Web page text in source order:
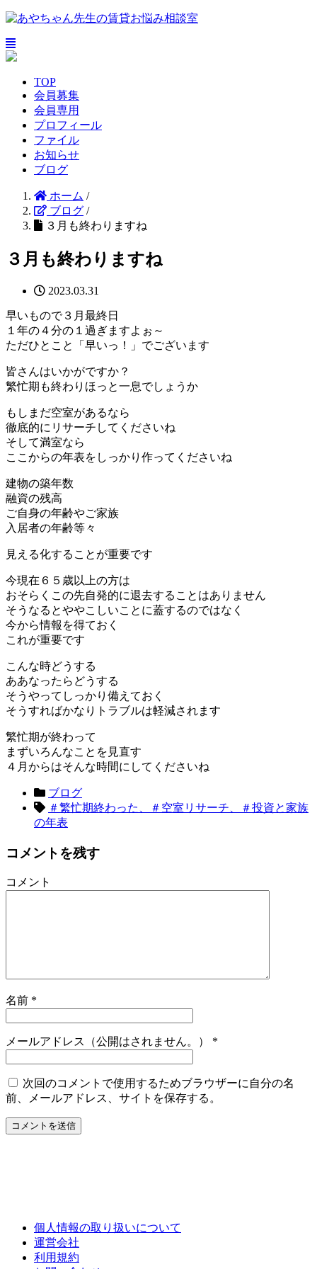
TOP
会員募集
会員専用
プロフィール
ファイル
お知らせ
ブログ
ホーム /
ブログ /
３月も終わりますね
３月も終わりますね
2023.03.31
早いもので３月最終日
１年の４分の１過ぎますよぉ～
ただひとこと「早いっ！」でございます
皆さんはいかがですか？
繁忙期も終わりほっと一息でしょうか
もしまだ空室があるなら
徹底的にリサーチしてくださいね
そして満室なら
ここからの年表をしっかり作ってくださいね
建物の築年数
融資の残高
ご自身の年齢やご家族
入居者の年齢等々
見える化することが重要です
今現在６５歳以上の方は
おそらくこの先自発的に退去することはありません
そうなるとややこしいことに蓋するのではなく
今から情報を得ておく
これが重要です
こんな時どうする
ああなったらどうする
そうやってしっかり備えておく
そうすればかなりトラブルは軽減されます
繁忙期が終わって
まずいろんなことを見直す
４月からはそんな時間にしてくださいね
ブログ
＃繁忙期終わった、＃空室リサーチ、＃投資と家族
の年表
コメントを残す
コメント
名前 *
メールアドレス（公開はされません。） *
次回のコメントで使用するためブラウザーに自分の名
前、メールアドレス、サイトを保存する。
個人情報の取り扱いについて
運営会社
利用規約